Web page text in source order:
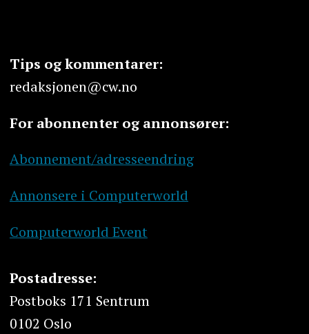
Tips og kommentarer:
redaksjonen@cw.no
For abonnenter og annonsører:
Abonnement/adresseendring
Annonsere i Computerworld
Computerworld Event
Postadresse:
Postboks 171 Sentrum
0102 Oslo